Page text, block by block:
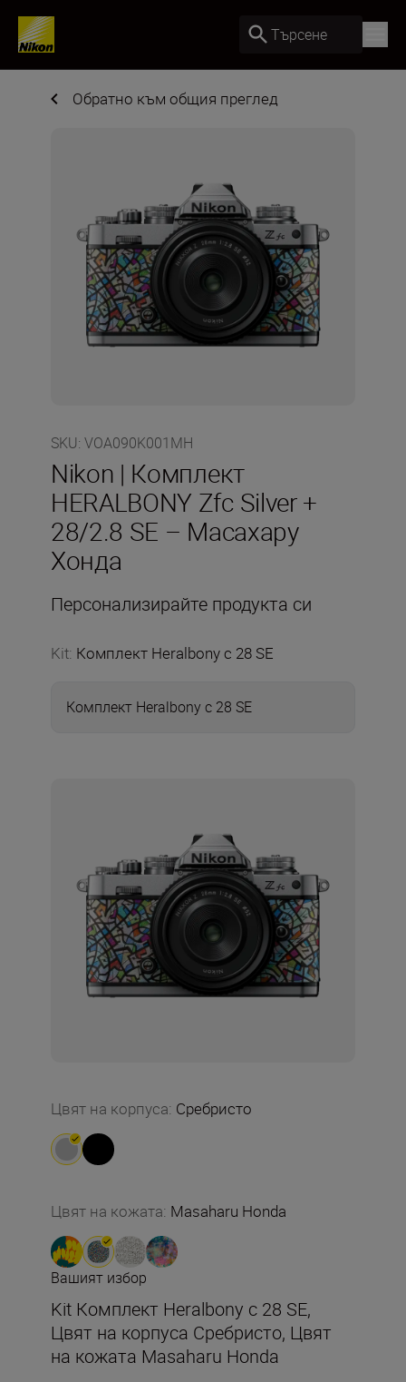
Търсене
Обратно към общия преглед
SKU: VOA090K001MH
Nikon | Комплект
HERALBONY Zfc Silver +
28/2.8 SE – Масахару
Хонда
Персонализирайте продукта си
Kit: Комплект Heralbony с 28 SE
Комплект Heralbony с 28 SE
Цвят на корпуса: Сребристо
Цвят на кожата: Masaharu Honda
Вашият избор
Kit Комплект Heralbony с 28 SE,
Цвят на корпуса Сребристо, Цвят
на кожата Masaharu Honda